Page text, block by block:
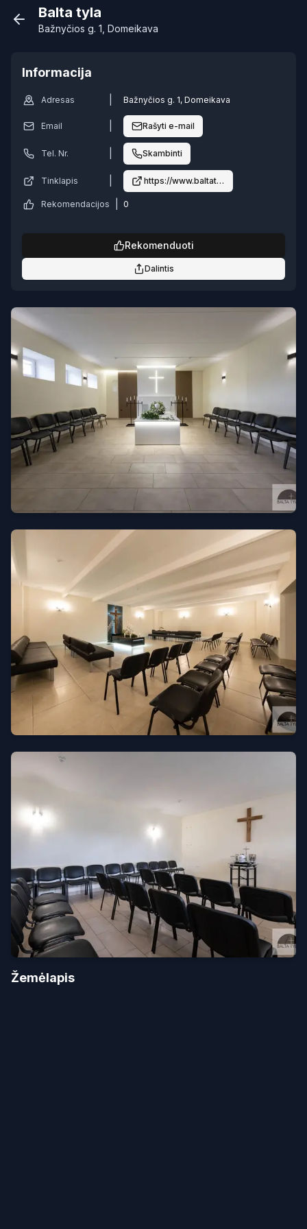
Balta tyla
Bažnyčios g. 1, Domeikava
Informacija
Adresas Bažnyčios g. 1, Domeikava
Email Rašyti e-mail
Tel. Nr. Skambinti
Tinklapis https://www.baltatyla.lt
Rekomendacijos 0
Rekomenduoti
Dalintis
Žemėlapis